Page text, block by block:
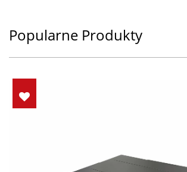
Popularne Produkty